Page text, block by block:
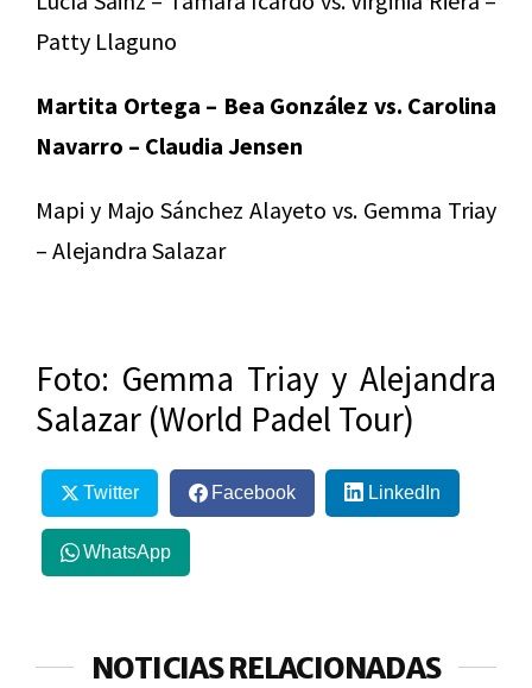
Patty Llaguno
Martita Ortega – Bea González vs. Carolina
Navarro – Claudia Jensen
Mapi y Majo Sánchez Alayeto vs. Gemma Triay
– Alejandra Salazar
Foto: Gemma Triay y Alejandra
Salazar (World Padel Tour)
Twitter Facebook LinkedIn
WhatsApp
NOTICIAS RELACIONADAS